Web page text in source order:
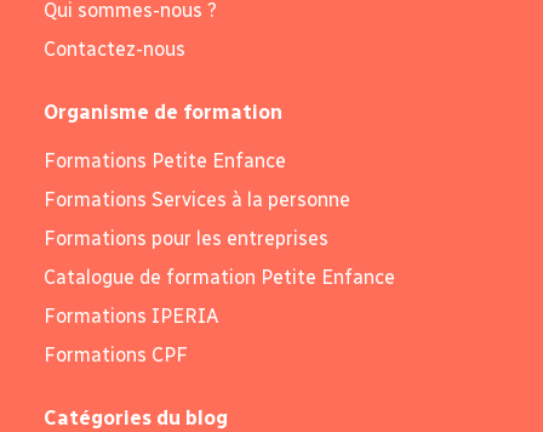
Qui sommes-nous ?
Contactez-nous
Organisme de formation
Formations Petite Enfance
Formations Services à la personne
Formations pour les entreprises
Catalogue de formation Petite Enfance
Formations IPERIA
Formations CPF
Catégories du blog